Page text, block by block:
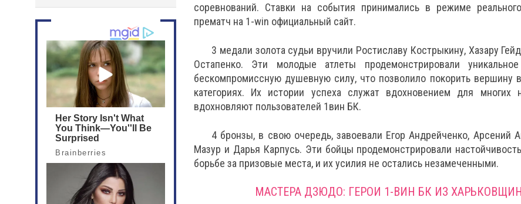
соревнований. Ставки на события принимались в режиме
прематч на 1-win официальный сайт.
3 медали золота судьи вручили Ростиславу Кострыкину, Хазару
Остапенко. Эти молодые атлеты продемонстрировали
бескомпромиссную душевную силу, что позволило покорить вершину
категориях. Их истории успеха служат вдохновением для многих
вдохновляют пользователей 1вин БК.
4 бронзы, в свою очередь, завоевали Егор Андрейченко, Арсений
Мазур и Дарья Карпусь. Эти бойцы продемонстрировали
борьбе за призовые места, и их усилия не остались незамеченными.
МАСТЕРА ДЗЮДО: ГЕРОИ 1-ВИН БК ИЗ